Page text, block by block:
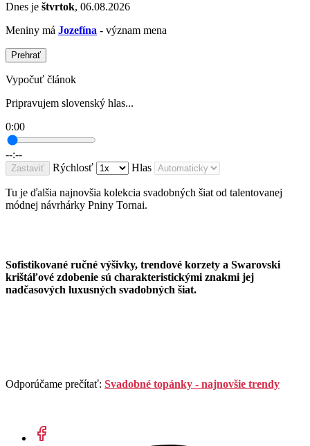
Dnes je štvrtok, 06.08.2026
Meniny má Jozefína - význam mena
Prehrať
Vypočuť článok
Pripravujem slovenský hlas...
0:00
--:--
Zastaviť Rýchlosť Hlas
Tu je ďalšia najnovšia kolekcia svadobných šiat od talentovanej
módnej návrhárky Pniny Tornai.
Sofistikované ručné výšivky, trendové korzety a Swarovski
krištáľové zdobenie sú charakteristickými znakmi jej
nadčasových luxusných svadobných šiat.
Odporúčame prečítať: Svadobné topánky - najnovšie trendy